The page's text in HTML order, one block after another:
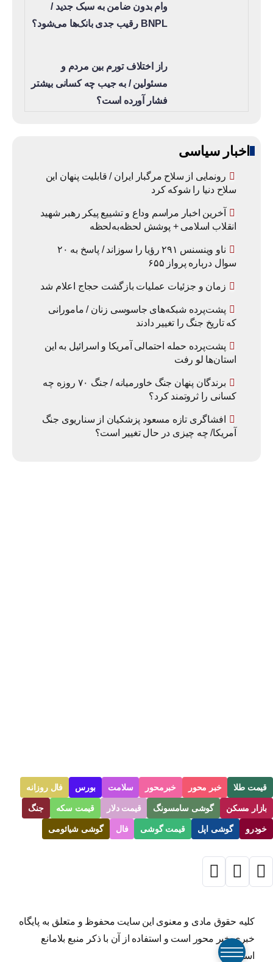
وام بدون ضامن به سبک جدید /
BNPL رقیب جدی بانک‌ها می‌شود؟
راز اختلاف تورم بین مردم و
مسئولین / به جیب چه کسانی بیشتر
فشار آورده است؟
اخبار سیاسی
رونمایی از سلاح مرگبار ایران / قابلیت پنهان این
سلاح دنیا را شوکه کرد
آخرین اخبار مراسم وداع و تشییع پیکر رهبر شهید
انقلاب اسلامی + پوشش لحظه‌به‌لحظه
ناو وینسنس ۲۹۱ رؤیا را سوزاند / پاسخ به ۲۰
سوال درباره پرواز ۶۵۵
زمان و جزئیات عملیات بازگشت حجاج اعلام شد
پشت‌پرده شبکه‌های جاسوسی زنان / مامورانی
که تاریخ جنگ را تغییر دادند
پشت‌پرده حمله احتمالی آمریکا و اسرائیل به این
استان‌ها لو رفت
برندگان پنهان جنگ خاورمیانه / جنگ ۷۰ روزه چه
کسانی را ثروتمند کرد؟
افشاگری تازه مسعود پزشکیان از سناریوی جنگ
آمریکا/ چه چیزی در حال تغییر است؟
قیمت طلا خبر محور خبرمحور سلامت بورس فال روزانه
بازار مسکن گوشی سامسونگ قیمت دلار قیمت سکه جنگ
خودرو گوشی اپل قیمت گوشی فال گوشی شیائومی
کلیه حقوق مادی و معنوی این سایت محفوظ و متعلق به پایگاه
خبری خبر محور است و استفاده از آن با ذکر منبع بلامانع
است.